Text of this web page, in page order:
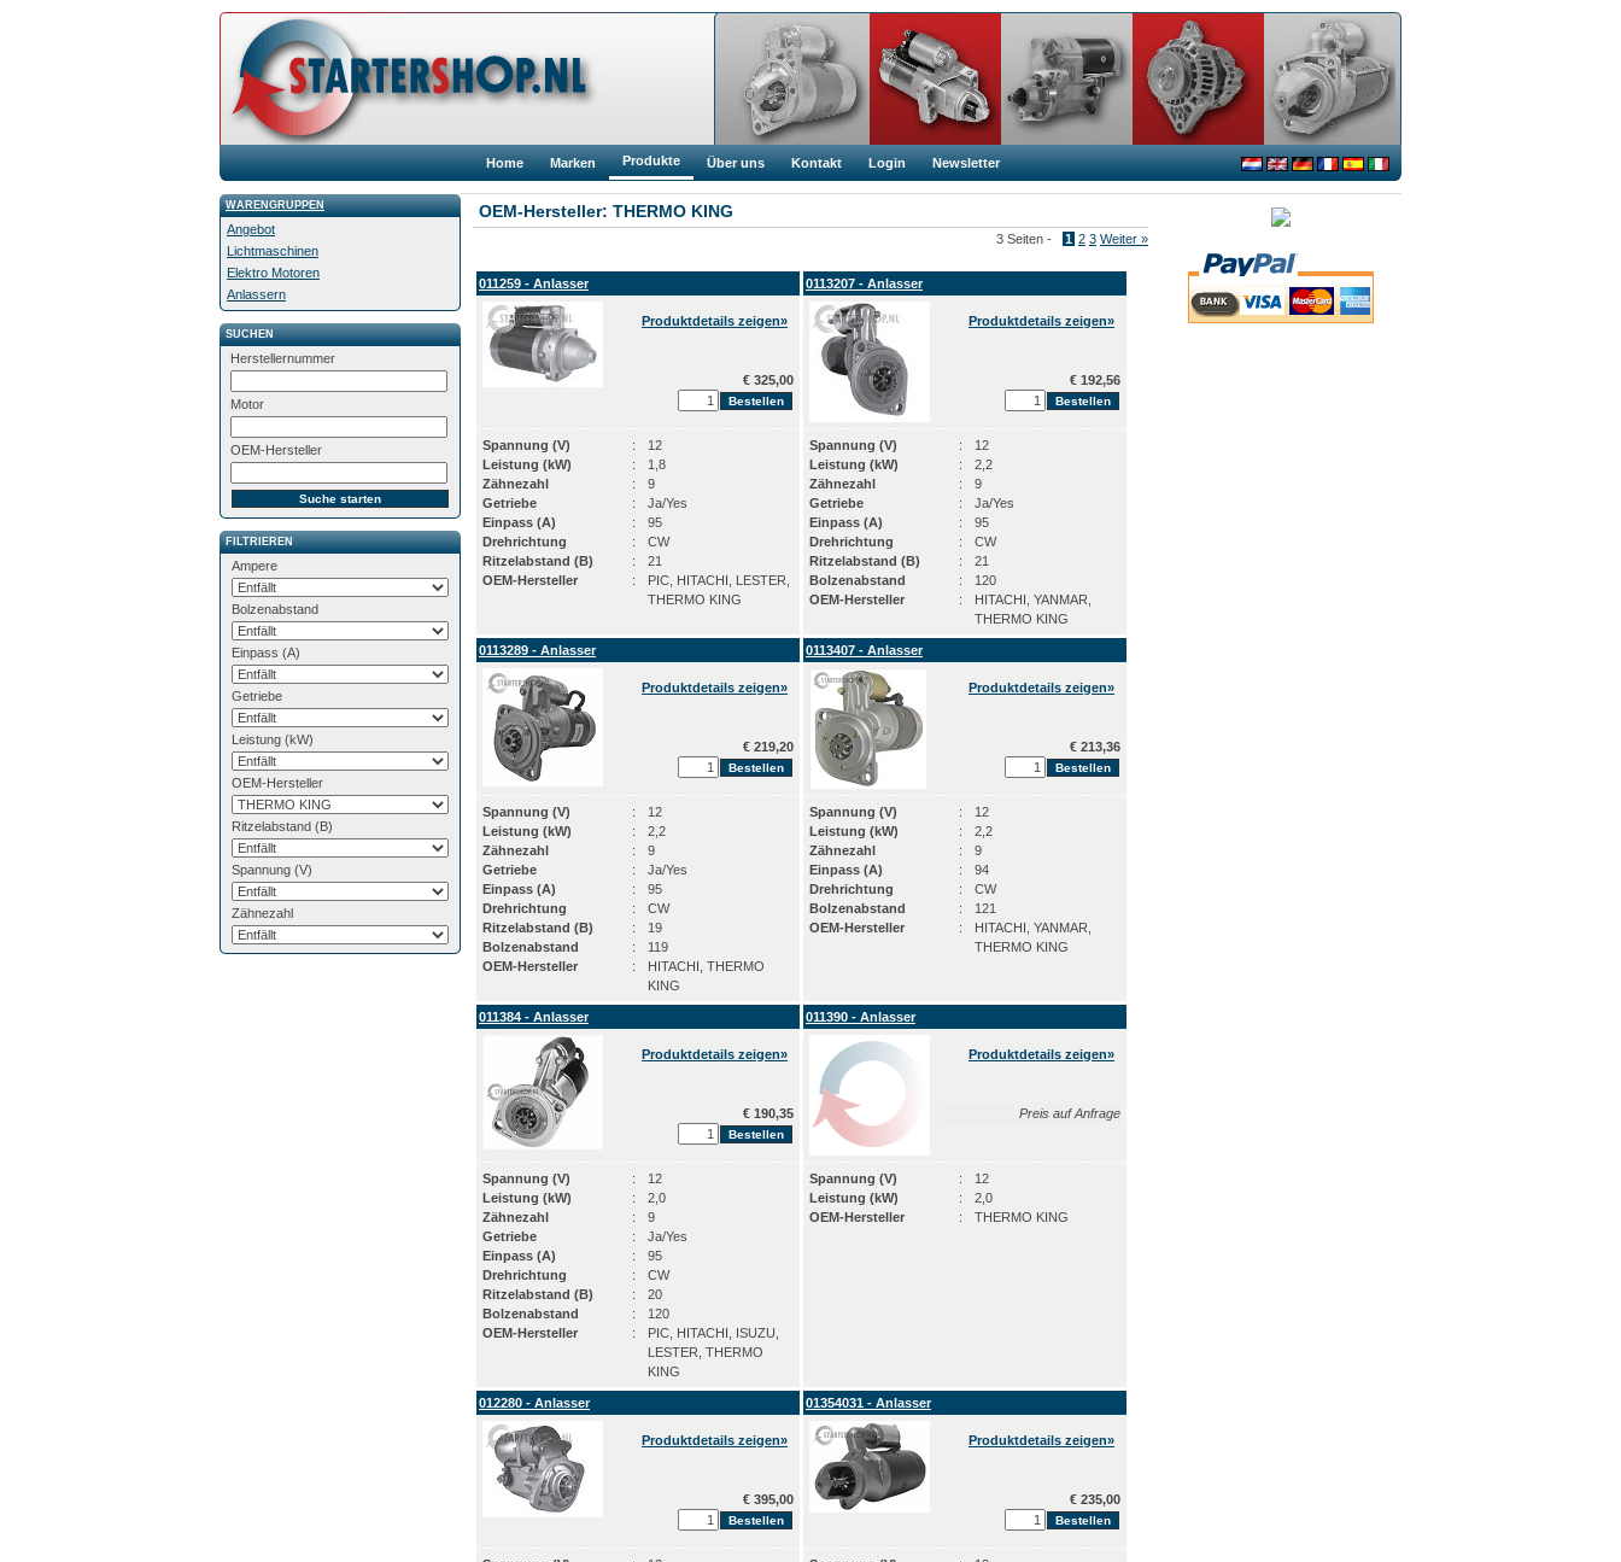
Home Marken Produkte Über uns Kontakt Login Newsletter
WARENGRUPPEN
Angebot
Lichtmaschinen
Elektro Motoren
Anlassern
SUCHEN
Herstellernummer
Motor
OEM-Hersteller
FILTRIEREN
Ampere
Bolzenabstand
Einpass (A)
Getriebe
Leistung (kW)
OEM-Hersteller
Ritzelabstand (B)
Spannung (V)
Zähnezahl
OEM-Hersteller: THERMO KING
3 Seiten - 1 2 3 Weiter »
011259 - Anlasser
Produktdetails zeigen»
€ 325,00
Spannung (V) :
12
Leistung (kW)
:
1,8
Zähnezahl
:
9
Getriebe
:
Ja/Yes
Einpass (A)
:
95
Drehrichtung
:
CW
Ritzelabstand (B)
:
21
OEM-Hersteller
:
PIC, HITACHI, LESTER,
THERMO KING
0113207 - Anlasser
Produktdetails zeigen»
€ 192,56
Spannung (V) :
12
Leistung (kW)
:
2,2
Zähnezahl
:
9
Getriebe
:
Ja/Yes
Einpass (A)
:
95
Drehrichtung
:
CW
Ritzelabstand (B)
:
21
Bolzenabstand
:
120
OEM-Hersteller
:
HITACHI, YANMAR,
THERMO KING
0113289 - Anlasser
Produktdetails zeigen»
€ 219,20
Spannung (V) :
12
Leistung (kW)
:
2,2
Zähnezahl
:
9
Getriebe
:
Ja/Yes
Einpass (A)
:
95
Drehrichtung
:
CW
Ritzelabstand (B)
:
19
Bolzenabstand
:
119
OEM-Hersteller
:
HITACHI, THERMO
KING
0113407 - Anlasser
Produktdetails zeigen»
€ 213,36
Spannung (V) :
12
Leistung (kW)
:
2,2
Zähnezahl
:
9
Einpass (A)
:
94
Drehrichtung
:
CW
Bolzenabstand
:
121
OEM-Hersteller
:
HITACHI, YANMAR,
THERMO KING
011384 - Anlasser
Produktdetails zeigen»
€ 190,35
Spannung (V) :
12
Leistung (kW)
:
2,0
Zähnezahl
:
9
Getriebe
:
Ja/Yes
Einpass (A)
:
95
Drehrichtung
:
CW
Ritzelabstand (B)
:
20
Bolzenabstand
:
120
OEM-Hersteller
:
PIC, HITACHI, ISUZU,
LESTER, THERMO
KING
011390 - Anlasser
Produktdetails zeigen»
Preis auf Anfrage
Spannung (V) :
12
Leistung (kW)
:
2,0
OEM-Hersteller
: THERMO KING
012280 - Anlasser
Produktdetails zeigen»
€ 395,00
01354031 - Anlasser
Produktdetails zeigen»
€ 235,00